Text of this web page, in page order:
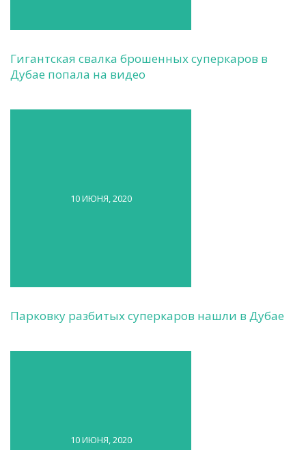
Гигантская свалка брошенных суперкаров в
Дубае попала на видео
10 ИЮНЯ, 2020
Парковку разбитых суперкаров нашли в Дубае
10 ИЮНЯ, 2020